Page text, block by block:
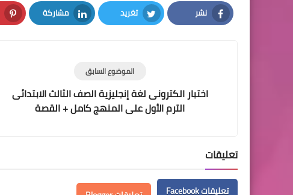
نشر
Facebook
تغريد
Twitter
مشاركة
LinkedIn
الموضوع السابق
اختبار الكترونى لغة إنجليزية الصف الثالث الابتدائى
الترم الأول على المنهج كامل + القصة
تعليقات
تعليقات Facebook